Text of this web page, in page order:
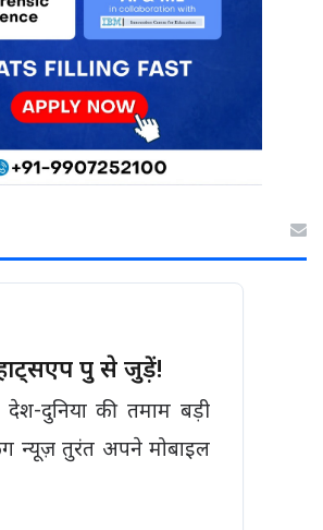
ग्रुप से जुड़ें!
दुनिया की तमाम बड़ी
न्यूज़ तुरंत अपने मोबाइल